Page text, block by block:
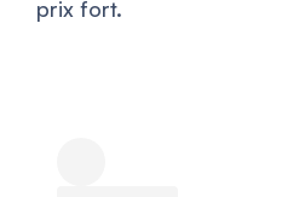
prix fort.